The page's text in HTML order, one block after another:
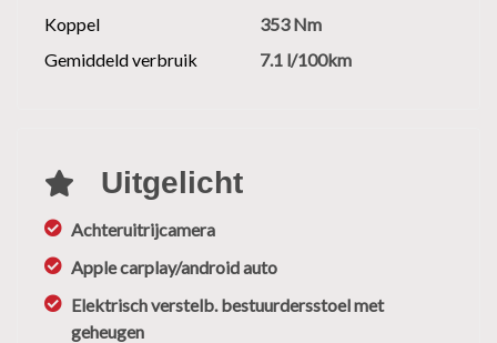
Koppel
353 Nm
Gemiddeld verbruik
7.1 l/100km
Uitgelicht
Achteruitrijcamera
Apple carplay/android auto
Elektrisch verstelb. bestuurdersstoel met
geheugen